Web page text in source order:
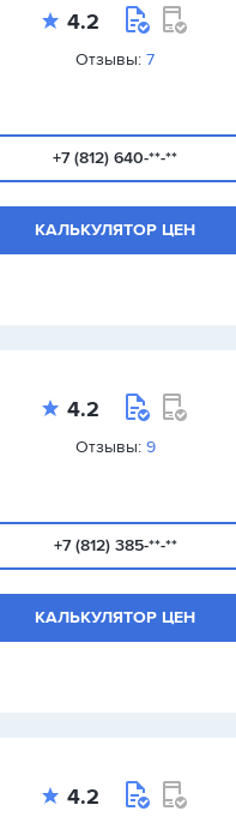
4.2
Отзывы: 7
+7 (812) 640-**-**
КАЛЬКУЛЯТОР ЦЕН
4.2
Отзывы: 9
+7 (812) 385-**-**
КАЛЬКУЛЯТОР ЦЕН
4.2